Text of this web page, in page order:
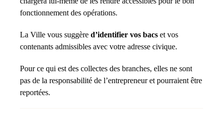
fonctionnement des opérations.
La Ville vous suggère d’identifier vos bacs et vos
contenants admissibles avec votre adresse civique.
Pour ce qui est des collectes des branches, elles ne sont
pas de la responsabilité de l’entrepreneur et pourraient être
reportées.